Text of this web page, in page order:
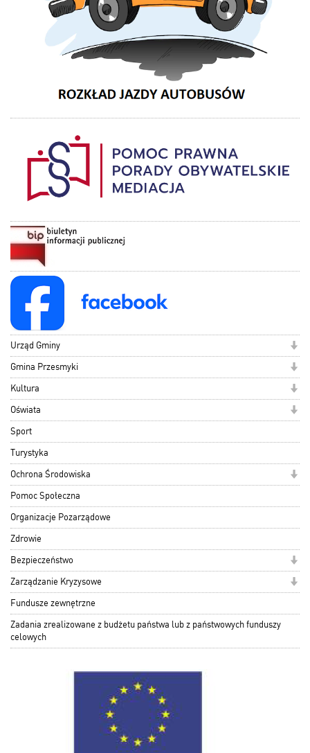
Urząd Gminy
Gmina Przesmyki
Kultura
Oświata
Sport
Turystyka
Ochrona Środowiska
Pomoc Społeczna
Organizacje Pozarządowe
Zdrowie
Bezpieczeństwo
Zarządzanie Kryzysowe
Fundusze zewnętrzne
Zadania zrealizowane z budżetu państwa lub z państwowych funduszy
celowych